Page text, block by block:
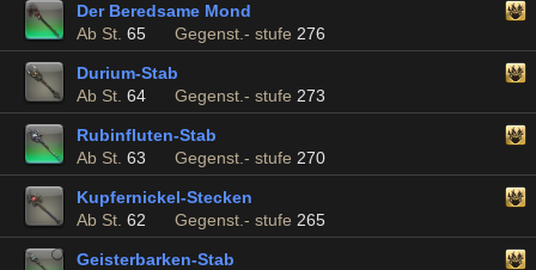
Der Beredsame Mond
Ab St. 65 Gegenst.- stufe 276
Durium-Stab
Ab St. 64 Gegenst.- stufe 273
Rubinfluten-Stab
Ab St. 63 Gegenst.- stufe 270
Kupfernickel-Stecken
Ab St. 62 Gegenst.- stufe 265
Geisterbarken-Stab